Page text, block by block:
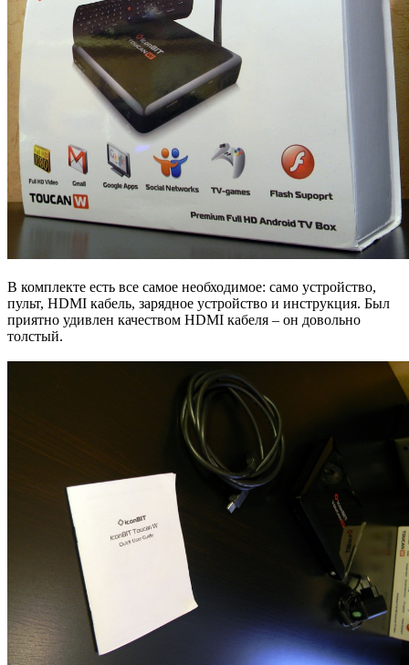
В комплекте есть все самое необходимое: само устройство,
пульт, HDMI кабель, зарядное устройство и инструкция. Был
приятно удивлен качеством HDMI кабеля – он довольно
толстый.